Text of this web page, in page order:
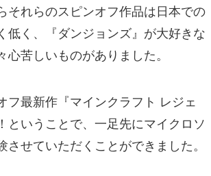
それらのスピンオフ作品は日本での
低く、『ダンジョンズ』が大好きな
苦しいものがありました。
フ最新作『マインクラフト レジェ
ということで、一足先にマイクロソ
させていただくことができました。